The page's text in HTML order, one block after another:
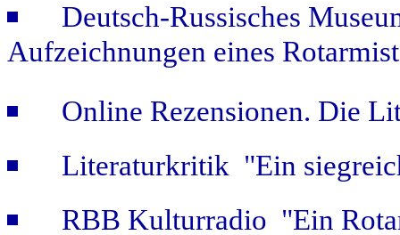
Deutsch-Russisches
Aufzeichnungen eines
Online Rezensionen. Die
Literaturkritik "Ein
RBB Kulturradio "Ein